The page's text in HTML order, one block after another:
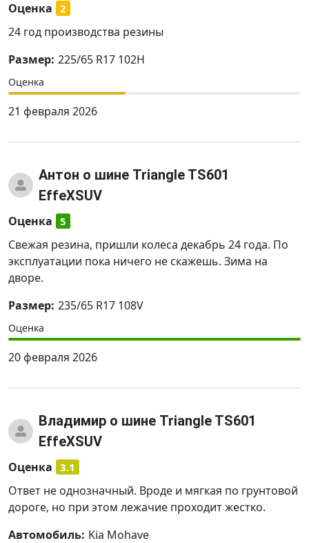
Оценка 2
24 год производства резины
Размер: 225/65 R17 102H
Оценка
21 февраля 2026
Антон о шине Triangle TS601
EffeXSUV
Оценка 5
Свежая резина, пришли колеса декабрь 24 года. По
эксплуатации пока ничего не скажешь. Зима на
дворе.
Размер: 235/65 R17 108V
Оценка
20 февраля 2026
Владимир о шине Triangle TS601
EffeXSUV
Оценка 3.1
Ответ не однозначный. Вроде и мягкая по грунтовой
дороге, но при этом лежачие проходит жестко.
Автомобиль: Kia Mohave